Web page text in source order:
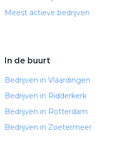
Meest actieve bedrijven
In de buurt
Bedrijven in Vlaardingen
Bedrijven in Ridderkerk
Bedrijven in Rotterdam
Bedrijven in Zoetermeer